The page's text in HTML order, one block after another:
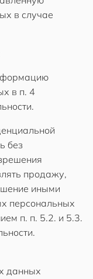
в случае
в п. 4
без
продажу,
иными
персональных
п. п. 5.2. и 5.3.
данных